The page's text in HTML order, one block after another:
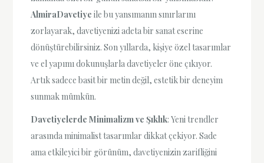
AlmiraDavetiye ile bu yansımanın sınırlarını
zorlayarak, davetiyenizi adeta bir sanat eserine
dönüştürebilirsiniz. Son yıllarda, kişiye özel tasarımlar
ve el yapımı dokunuşlarla davetiyeler öne çıkıyor.
Artık sadece basit bir metin değil, estetik bir deneyim
sunmak mümkün.
Davetiyelerde Minimalizm ve Şıklık: Yeni trendler
arasında minimalist tasarımlar dikkat çekiyor. Sade
ama etkileyici bir görünüm, davetiyenizin zarifliğini